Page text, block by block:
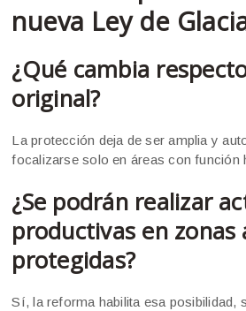
nueva Ley de
¿Qué cambia
original?
La protección deja de ser amplia y
focalizarse solo en áreas con función
¿Se podrán realizar
productivas en zonas
protegidas?
Sí, la reforma habilita esa posibilidad,